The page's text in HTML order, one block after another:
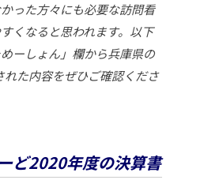
った方々にも必要な訪問看
くなると思われます。以下
ーしょん」欄から兵庫県の
れた内容をぜひご確認くださ
ど2020年度の決算書